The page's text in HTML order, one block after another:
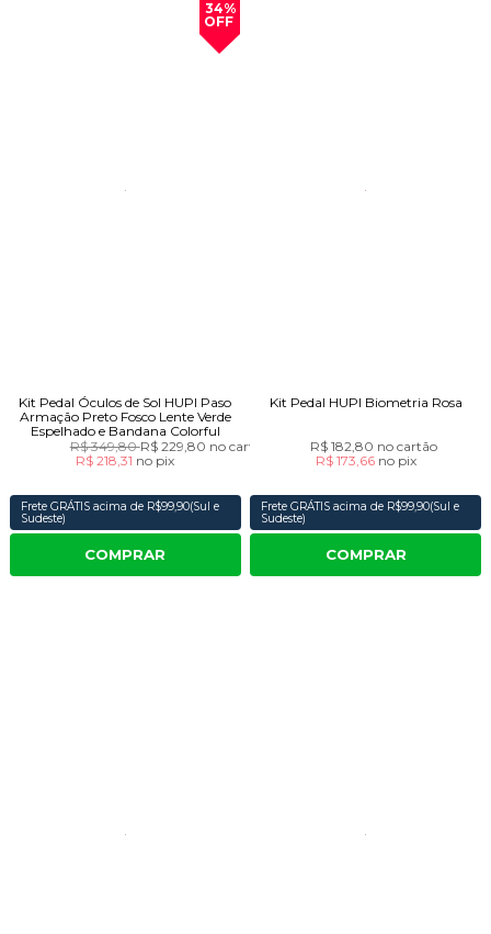
34%
OFF
Kit Pedal Óculos de Sol HUPI Paso
Armação Preto Fosco Lente Verde
Espelhado e Bandana Colorful
R$ 349,80R$ 229,80 no cartão
R$ 218,31 no pix
Frete GRÁTIS acima de R$99,90(Sul e
Sudeste)
COMPRAR
Kit Pedal HUPI Biometria Rosa
R$ 182,80 no cartão
R$ 173,66 no pix
Frete GRÁTIS acima de R$99,90(Sul e
Sudeste)
COMPRAR